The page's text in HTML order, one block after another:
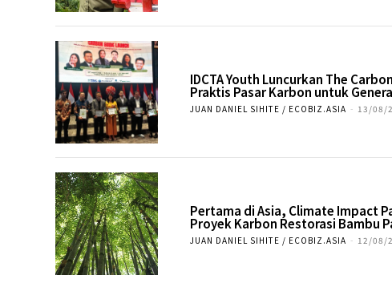
IDCTA Youth Luncurkan The
Praktis Pasar Karbon untuk
JUAN DANIEL SIHITE / ECOBIZ.ASIA - 13/08/
Pertama di Asia, Climate Impact
Proyek Karbon Restorasi Bambu
JUAN DANIEL SIHITE / ECOBIZ.ASIA - 12/08/